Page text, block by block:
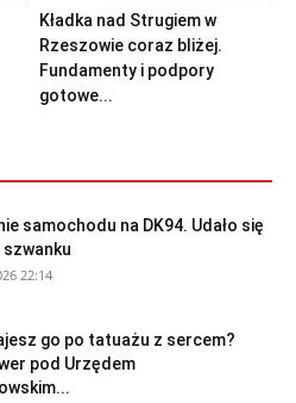
Kładka nad Strugiem w
Rzeszowie coraz bliżej.
Fundamenty i podpory
gotowe...
samochodu na DK94. Udało się
22:14
go po tatuażu z sercem?
pod Urzędem